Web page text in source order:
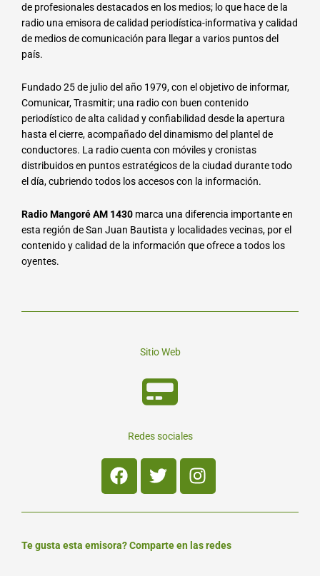
de profesionales destacados en los medios; lo que hace de la
radio una emisora de calidad periodística-informativa y calidad
de medios de comunicación para llegar a varios puntos del
país.
Fundado 25 de julio del año 1979, con el objetivo de informar,
Comunicar, Trasmitir; una radio con buen contenido
periodístico de alta calidad y confiabilidad desde la apertura
hasta el cierre, acompañado del dinamismo del plantel de
conductores. La radio cuenta con móviles y cronistas
distribuidos en puntos estratégicos de la ciudad durante todo
el día, cubriendo todos los accesos con la información.
Radio Mangoré AM 1430 marca una diferencia importante en
esta región de San Juan Bautista y localidades vecinas, por el
contenido y calidad de la información que ofrece a todos los
oyentes.
Sitio Web
Redes sociales
Facebook
TwitterInstagram
Te gusta esta emisora? Comparte en las redes